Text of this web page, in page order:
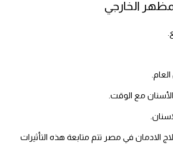
الخارجي
مع الوقت.
في مصر تتم متابعة هذه التأثيرات